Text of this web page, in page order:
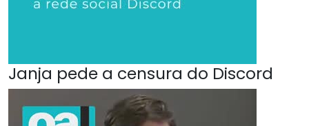
Janja pede a censura do Discord